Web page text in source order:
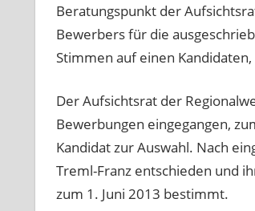
Beratungspunkt der
Bewerbers für die
Stimmen auf einen
Der Aufsichtsrat der
Bewerbungen eingegangen,
Kandidat zur Auswahl. Nach
Treml-Franz entschieden und
zum 1. Juni 2013 bestimmt.